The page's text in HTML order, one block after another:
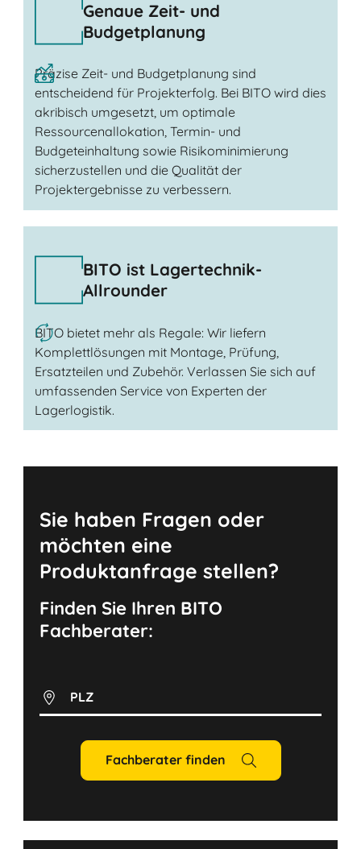
Genaue Zeit- und
Budgetplanung
Präzise Zeit- und Budgetplanung sind
entscheidend für Projekterfolg. Bei BITO wird dies
akribisch umgesetzt, um optimale
Ressourcenallokation, Termin- und
Budgeteinhaltung sowie Risikominimierung
sicherzustellen und die Qualität der
Projektergebnisse zu verbessern.
BITO ist Lagertechnik-
Allrounder
BITO bietet mehr als Regale: Wir liefern
Komplettlösungen mit Montage, Prüfung,
Ersatzteilen und Zubehör. Verlassen Sie sich auf
umfassenden Service von Experten der
Lagerlogistik.
Sie haben Fragen oder
möchten eine
Produktanfrage stellen?
Finden Sie Ihren BITO
Fachberater:
PLZ
Fachberater finden